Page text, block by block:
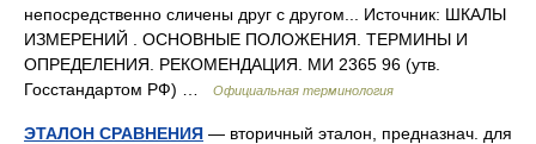
непосредственно сличены друг с другом... Источник: ШКАЛЫ
ИЗМЕРЕНИЙ . ОСНОВНЫЕ ПОЛОЖЕНИЯ. ТЕРМИНЫ И
ОПРЕДЕЛЕНИЯ. РЕКОМЕНДАЦИЯ. МИ 2365 96 (утв.
Госстандартом РФ) …
Официальная терминология
ЭТАЛОН СРАВНЕНИЯ — вторичный эталон, предназнач. для